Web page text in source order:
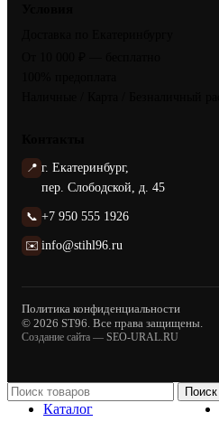
📍 г. Екатеринбург,
пер. Слободской, д. 45
📞 +7 950 555 1926
✉️ info@stihl96.ru
Политика конфиденциальности
© 2026 ST96. Все права защищены.
Создание сайта — SEO-URAL.RU
Поиск
Каталог